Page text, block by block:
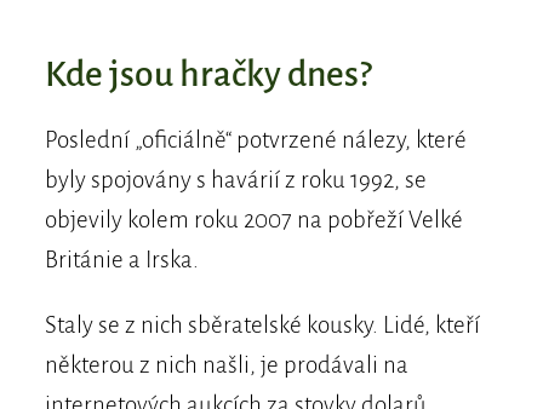
Kde jsou hračky dnes?
Poslední „oficiálně“ potvrzené nálezy, které
byly spojovány s havárií z roku 1992, se
objevily kolem roku 2007 na pobřeží Velké
Británie a Irska.
Staly se z nich sběratelské kousky. Lidé, kteří
některou z nich našli, je prodávali na